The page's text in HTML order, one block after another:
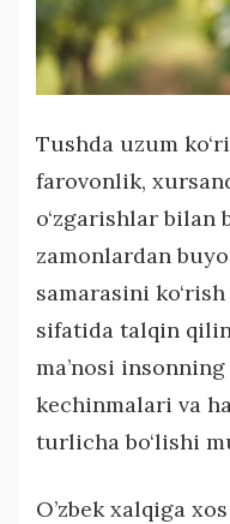
Tushda uzum
farovonlik,
o‘zgarishlar bilan
zamonlardan
samarasini
sifatida talqin
ma’nosi
kechinmalari va
turlicha bo‘lishi
O’zbek xalqiga